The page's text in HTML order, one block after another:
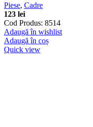
Piese, Cadre
123 lei
Cod Produs: 8514
Adaugă în wishlist
Adaugă în coș
Quick view